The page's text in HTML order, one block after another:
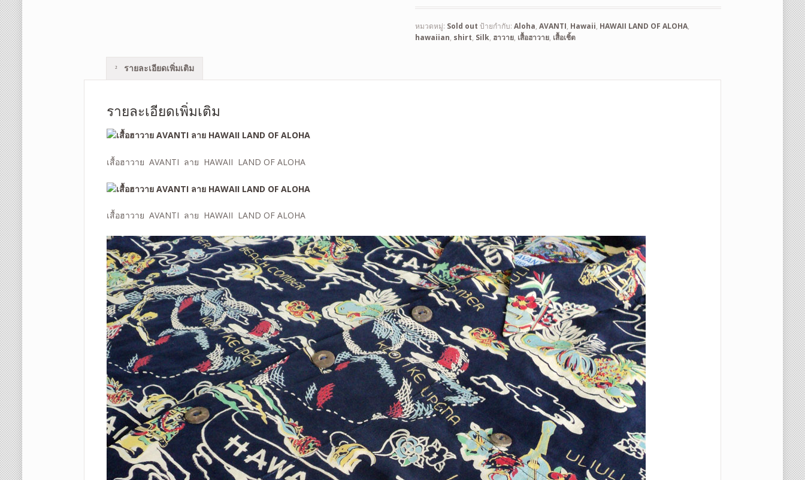
หมวดหมู่: Sold out ป้ายกำกับ:Aloha,AVANTI, Hawaii, HAWAII LAND OF ALOHA,
hawaiian, shirt, Silk, ฮาวาย, เสื้อฮาวาย, เสื้อเชิ้ต
รายละเอียดเพิ่มเติม
รายละเอียดเพิ่มเติม
เสื้อฮาวาย AVANTI ลาย HAWAII LAND OF ALOHA
เสื้อฮาวาย AVANTI ลาย HAWAII LAND OF ALOHA